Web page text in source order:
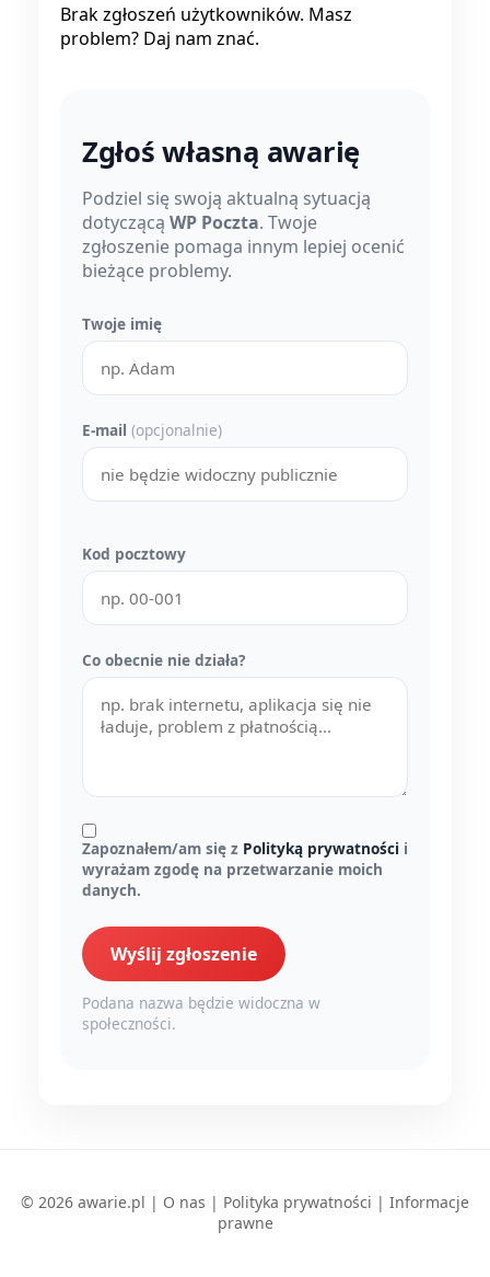
Brak zgłoszeń użytkowników. Masz
problem? Daj nam znać.
Zgłoś własną awarię
Podziel się swoją aktualną sytuacją
dotyczącą WP Poczta. Twoje
zgłoszenie pomaga innym lepiej ocenić
bieżące problemy.
Twoje imię
E-mail (opcjonalnie)
Kod pocztowy
Co obecnie nie działa?
Zapoznałem/am się z Polityką prywatności i
wyrażam zgodę na przetwarzanie moich
danych.
Wyślij zgłoszenie
Podana nazwa będzie widoczna w
społeczności.
© 2026 awarie.pl | O nas | Polityka prywatności | Informacje
prawne